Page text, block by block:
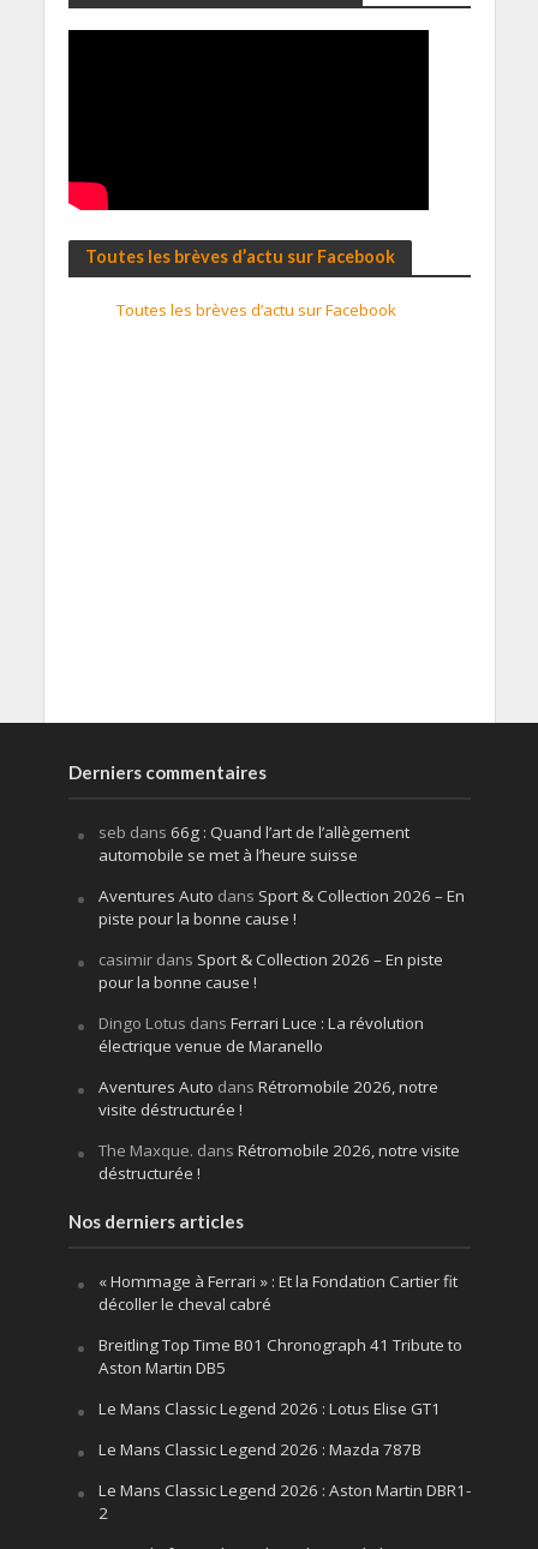
Toutes les brèves d’actu sur Facebook
Toutes les brèves d’actu sur Facebook
Derniers commentaires
seb dans 66g : Quand l’art de l’allègement
automobile se met à l’heure suisse
Aventures Auto dans Sport & Collection 2026 – En
piste pour la bonne cause !
casimirdans Sport & Collection 2026 – En piste
pour la bonne cause !
Dingo Lotus dans Ferrari Luce : La révolution
électrique venue de Maranello
Aventures Auto dans Rétromobile 2026, notre
visite déstructurée !
The Maxque. dans Rétromobile 2026, notre visite
déstructurée !
Nos derniers articles
« Hommage à Ferrari » : Et la Fondation Cartier fit
décoller le cheval cabré
Breitling Top Time B01 Chronograph 41 Tribute to
Aston Martin DB5
Le Mans Classic Legend 2026 : Lotus Elise GT1
Le Mans Classic Legend 2026 : Mazda 787B
Le Mans Classic Legend 2026 : Aston Martin DBR1-
2